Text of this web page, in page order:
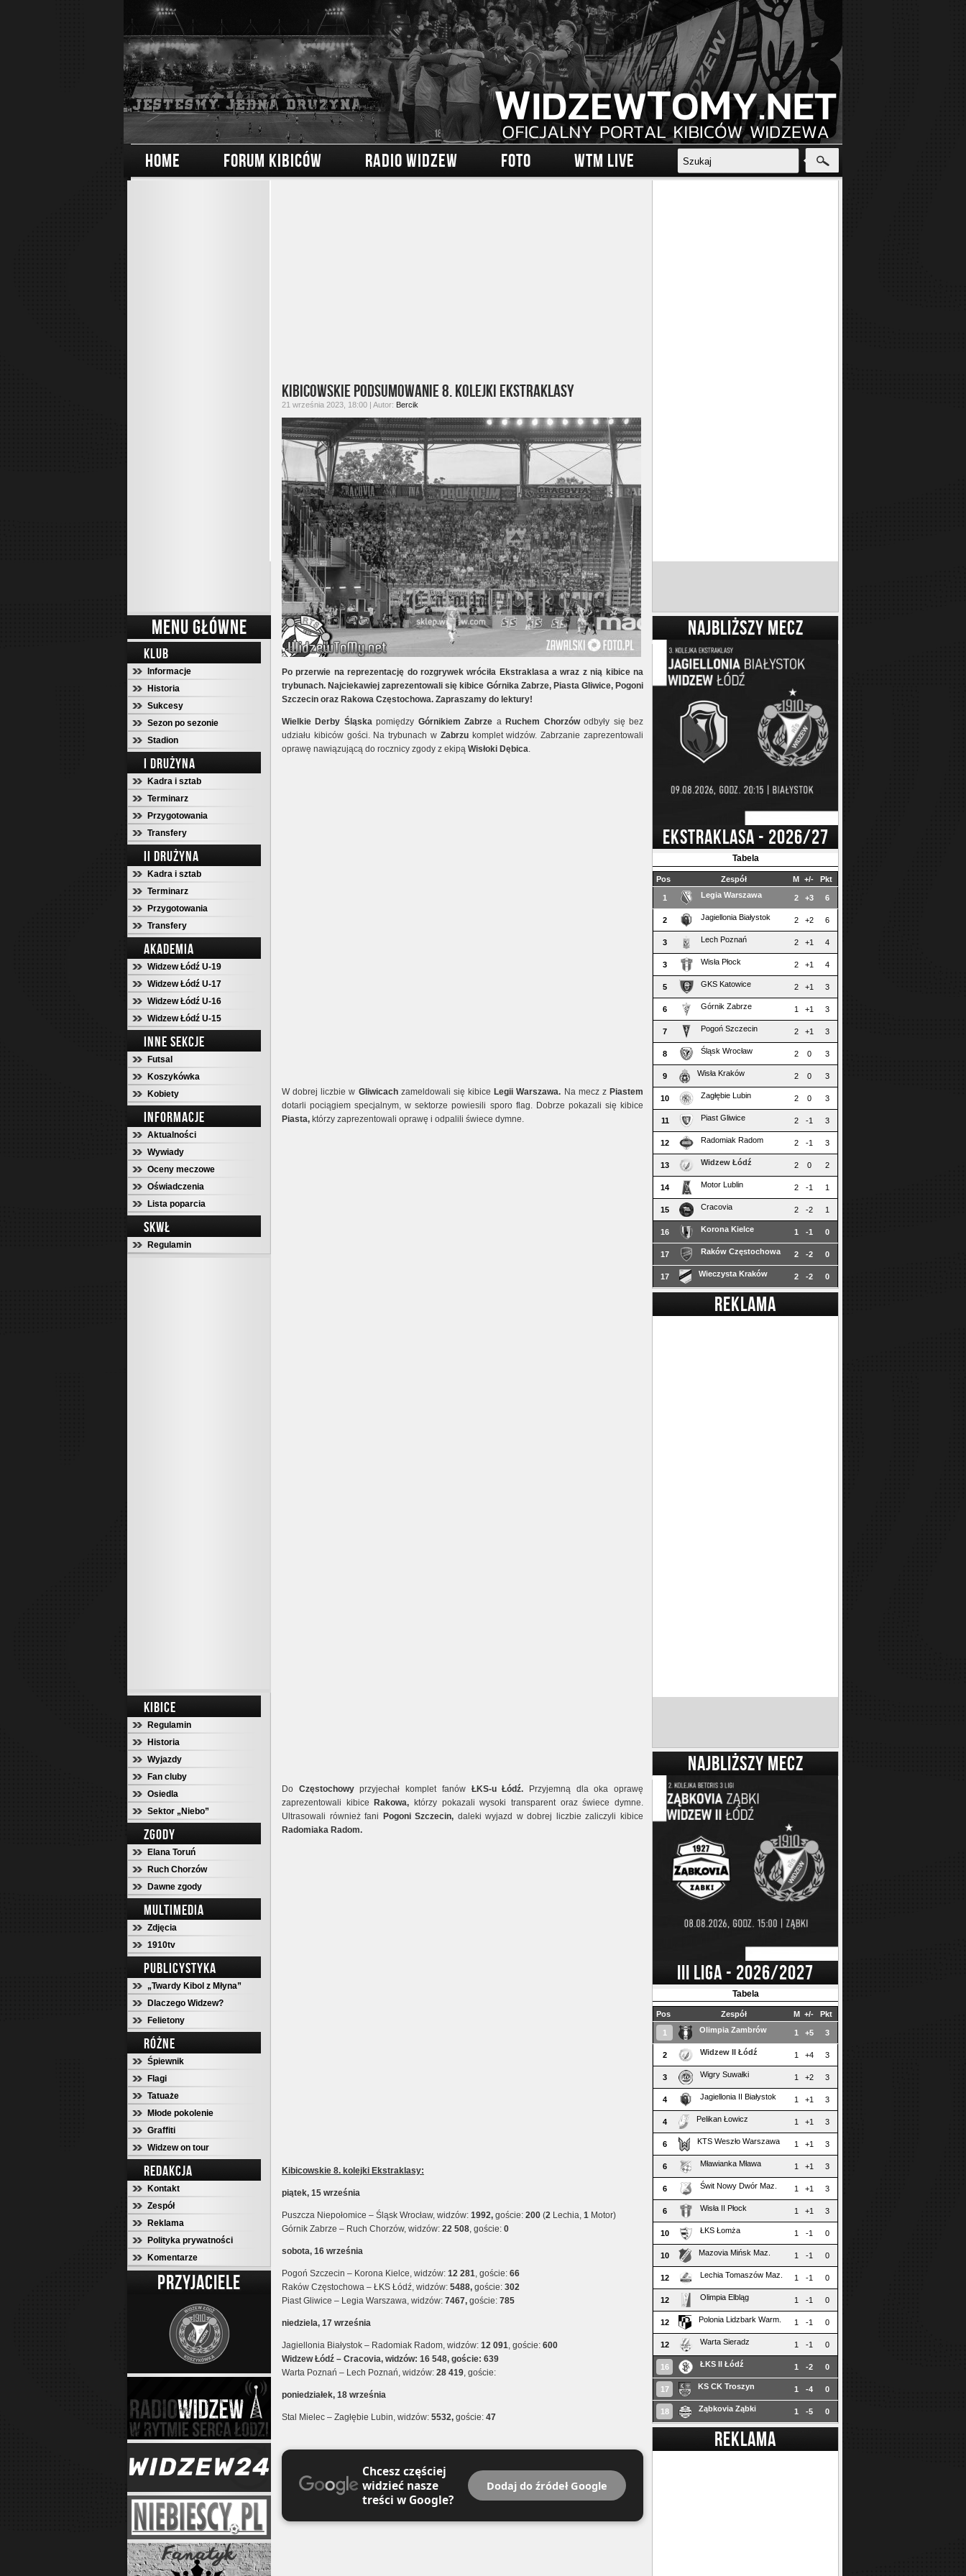
HOME FORUM KIBICÓW RADIO WIDZEW FOTO WTM LIVE
MENU GŁÓWNE
KLUB
Informacje
Historia
Sukcesy
Sezon po sezonie
Stadion
I DRUŻYNA
Kadra i sztab
Terminarz
Przygotowania
Transfery
II DRUŻYNA
Kadra i sztab
Terminarz
Przygotowania
Transfery
AKADEMIA
Widzew Łódź U-19
Widzew Łódź U-17
Widzew Łódź U-16
Widzew Łódź U-15
INNE SEKCJE
Futsal
Koszykówka
Kobiety
INFORMACJE
Aktualności
Wywiady
Oceny meczowe
Oświadczenia
Lista poparcia
SKWŁ
Regulamin
KIBICE
Regulamin
Historia
Wyjazdy
Fan cluby
Osiedla
Sektor „Niebo”
ZGODY
Elana Toruń
Ruch Chorzów
Dawne zgody
MULTIMEDIA
Zdjęcia
1910tv
PUBLICYSTYKA
„Twardy Kibol z Młyna”
Dlaczego Widzew?
Felietony
RÓŻNE
Śpiewnik
Flagi
Tatuaże
Młode pokolenie
Graffiti
Widzew on tour
REDAKCJA
Kontakt
Zespół
Reklama
Polityka prywatności
Komentarze
PRZYJACIELE
Kibicowskie podsumowanie 8. kolejki Ekstraklasy
21 września 2023, 18:00 | Autor: Bercik
Po przerwie na reprezentację do rozgrywek wróciła Ekstraklasa a wraz z nią kibice na
trybunach. Najciekawiej zaprezentowali się kibice Górnika Zabrze, Piasta Gliwice, Pogoni
Szczecin oraz Rakowa Częstochowa. Zapraszamy do lektury!
Wielkie Derby Śląskapomiędzy Górnikiem Zabrze a Ruchem Chorzówodbyły się bez
udziału kibiców gości. Na trybunach w Zabrzukomplet widzów. Zabrzanie zaprezentowali
oprawę nawiązującą do rocznicy zgody z ekipą Wisłoki Dębica.
W dobrej liczbie w Gliwicachzameldowali się kibice Legii Warszawa. Na mecz z Piastem
dotarli pociągiem specjalnym, w sektorze powiesili sporo flag. Dobrze pokazali się kibice
Piasta, którzy zaprezentowali oprawę i odpalili świece dymne.
Do Częstochowyprzyjechał komplet fanów ŁKS-u Łódź. Przyjemną dla oka oprawę
zaprezentowali kibice
Rakowa, którzy pokazali wysoki transparent oraz świece dymne.
Ultrasowali również fani
Pogoni Szczecin, daleki wyjazd w dobrej liczbie zaliczyli kibice
Radomiaka Radom.
Kibicowskie 8. kolejki Ekstraklasy:
piątek, 15 września
Puszcza Niepołomice – Śląsk Wrocław, widzów: 1992, goście: 200 (2 Lechia, 1 Motor)
Górnik Zabrze – Ruch Chorzów, widzów: 22 508, goście: 0
sobota, 16 września
Pogoń Szczecin – Korona Kielce, widzów: 12 281, goście: 66
Raków Częstochowa – ŁKS Łódź, widzów: 5488, goście: 302
Piast Gliwice – Legia Warszawa, widzów: 7467, goście: 785
niedziela, 17 września
Jagiellonia Białystok – Radomiak Radom, widzów: 12 091, goście: 600
Widzew Łódź – Cracovia, widzów: 16 548, goście: 639
Warta Poznań – Lech Poznań, widzów: 28 419, goście:
poniedziałek, 18 września
Stal Mielec – Zagłębie Lubin, widzów: 5532, goście: 47
Chcesz częściej
widzieć nasze
treści w Google?
Dodaj do źródeł Google
NAJBLIŻSZY MECZ
EKSTRAKLASA - 2026/27
Tabela
Pos Zespół M +/- Pkt
1 Legia Warszawa 2 +3 6
2 Jagiellonia Białystok 2 +2 6
3 Lech Poznań 2 +1 4
3 Wisła Płock 2 +1 4
5 GKS Katowice 2 +1 3
6 Górnik Zabrze 1 +1 3
7 Pogoń Szczecin 2 +1 3
8 Śląsk Wrocław 2 0 3
9 Wisła Kraków 2 0 3
10 Zagłębie Lubin 2 0 3
11 Piast Gliwice 2 -1 3
12 Radomiak Radom 2 -1 3
13 Widzew Łódź 2 0 2
14 Motor Lublin 2 -1 1
15 Cracovia 2 -2 1
16 Korona Kielce 1 -1 0
17 Raków Częstochowa 2 -2 0
17 Wieczysta Kraków 2 -2 0
REKLAMA
NAJBLIŻSZY MECZ
III LIGA - 2026/2027
Tabela
Pos Zespół M +/- Pkt
1 Olimpia Zambrów 1 +5 3
2 Widzew II Łódź 1 +4 3
3 Wigry Suwałki 1 +2 3
4 Jagiellonia II Białystok 1 +1 3
4 Pelikan Łowicz 1 +1 3
6 KTS Weszło Warszawa 1 +1 3
6 Mławianka Mława 1 +1 3
6 Świt Nowy Dwór Maz. 1 +1 3
6 Wisła II Płock 1 +1 3
10 ŁKS Łomża 1 -1 0
10 Mazovia Mińsk Maz. 1 -1 0
12 Lechia Tomaszów Maz. 1 -1 0
12 Olimpia Elbląg 1 -1 0
12 Polonia Lidzbark Warm. 1 -1 0
12 Warta Sieradz 1 -1 0
16 ŁKS II Łódź 1 -2 0
17 KS CK Troszyn 1 -4 0
18 Ząbkovia Ząbki 1 -5 0
REKLAMA